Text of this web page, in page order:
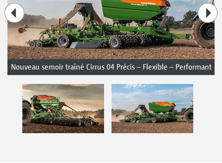
Nouveau semoir traîné Cirrus 04 Précis – Flexible – Performant